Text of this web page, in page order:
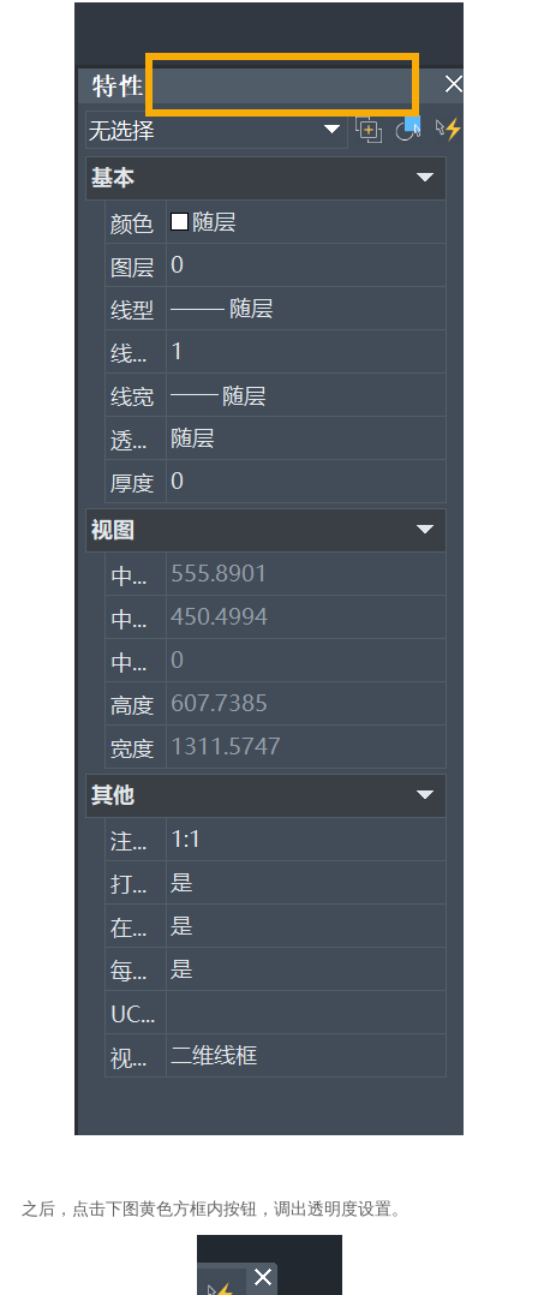
之后，点击下图黄色方框内按钮，调出透明度设置。